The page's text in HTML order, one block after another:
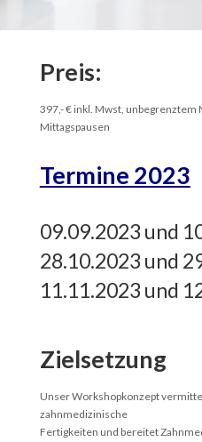
Preis:
397,- € inkl. Mwst, unbegrenztem
Mittagspausen
Termine 2023
09.09.2023 und
28.10.2023 und
11.11.2023 und
Zielsetzung
Unser Workshopkonzept
zahnmedizinische
Fertigkeiten und bereitet